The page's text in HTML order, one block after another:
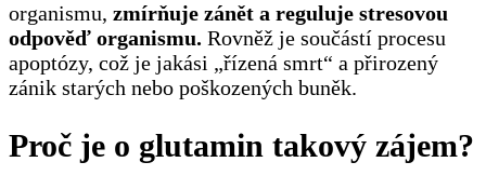
organismu, zmírňuje zánět a reguluje stresovou
odpověď organismu. Rovněž je součástí procesu
apoptózy, což je jakási „řízená smrt“ a přirozený
zánik starých nebo poškozených buněk.
Proč je o glutamin takový zájem?